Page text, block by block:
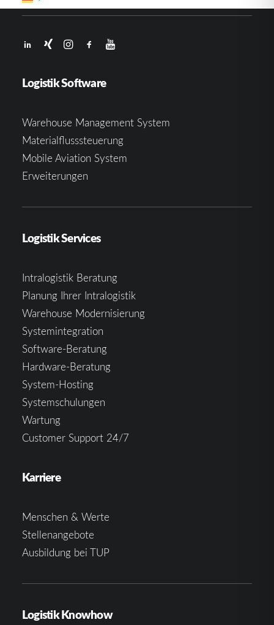
Logistik Software
Warehouse Management System
Materialflusssteuerung
Mobile Aviation System
Erweiterungen
Logistik Services
Intralogistik Beratung
Planung Ihrer Intralogistik
Warehouse Modernisierung
Systemintegration
Software-Beratung
Hardware-Beratung
System-Hosting
Systemschulungen
Wartung
Customer Support 24/7
Karriere
Menschen & Werte
Stellenangebote
Ausbildung bei TUP
Logistik Knowhow